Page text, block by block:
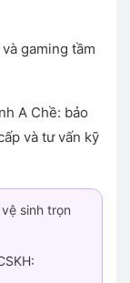
gaming tầm
A Chề: bảo
và tư vấn kỹ
sinh trọn